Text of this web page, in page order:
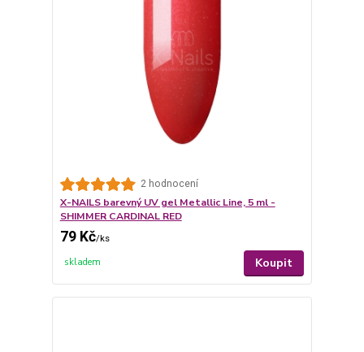
2 hodnocení
X-NAILS barevný UV gel Metallic Line, 5 ml -
SHIMMER CARDINAL RED
79 Kč/ks
skladem Koupit